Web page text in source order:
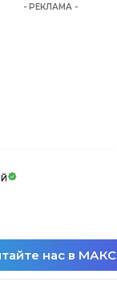
- РЕКЛАМА -
нас в МАКС